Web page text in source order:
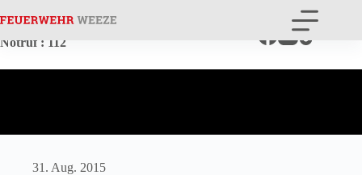
Inhalt
Notruf : 112
31. Aug. 2015